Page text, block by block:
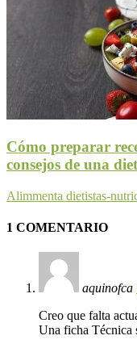
Cómo preparar
consejos de una
Alimmenta dietistas-
1 COMENTARIO
aquinofca
Creo que falta
Una ficha Técnica